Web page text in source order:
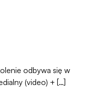
odbywa się w
(video) + […]